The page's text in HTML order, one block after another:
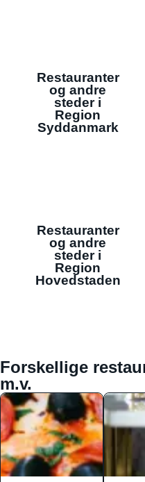
Restauranter
og andre
steder i
Region
Syddanmark
Restauranter
og andre
steder i
Region
Hovedstaden
Forskellige
m.v.